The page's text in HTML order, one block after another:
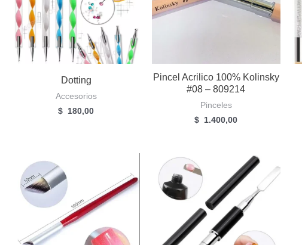
Dotting
Accesorios
$ 180,00
Pincel Acrilico 100% Kolinsky
#08 – 809214
Pinceles
$ 1.400,00